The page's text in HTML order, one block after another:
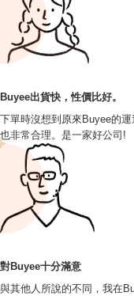
Buyee出貨快，性價比好。
下單時沒想到原來Buyee的
也非常合理。是一家好公司!
對Buyee十分滿意
與其他人所說的不同，我在